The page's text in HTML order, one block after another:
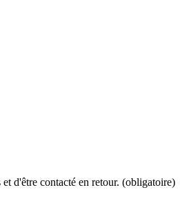
d'être contacté en retour. (obligatoire)